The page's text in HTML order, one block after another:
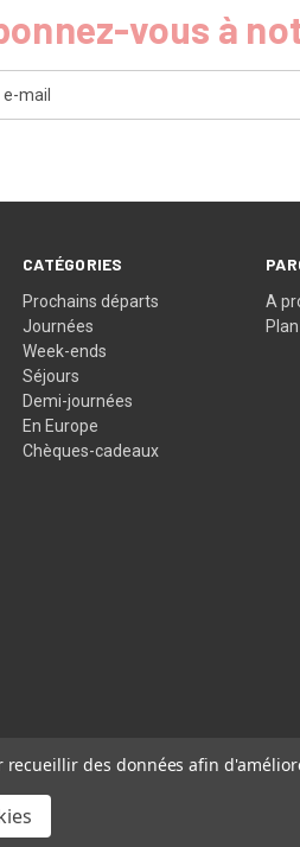
vous à
CATÉGORIES
Prochains départs
Journées
Week-ends
Séjours
Demi-journées
En Europe
Chèques-cadeaux
A
des données afin